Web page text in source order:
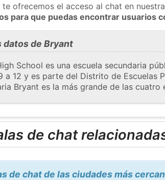
te ofrecemos el acceso al chat en
para que puedas encontrar usuarios
datos de Bryant
School es una escuela secundaria
a 12 y es parte del Distrito de Escuelas
Bryant es la más grande de las
de chat
de chat de las ciudades más